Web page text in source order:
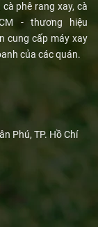
phê rang xay, cà
- thương hiệu
cung cấp máy xay
của các quán.
Phú, TP. Hồ Chí